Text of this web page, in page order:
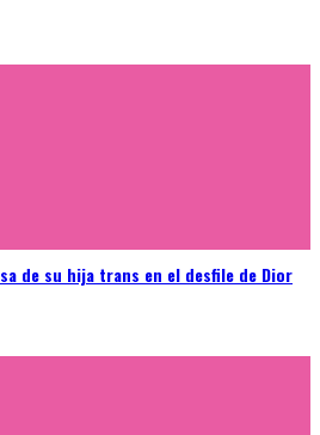
de su hija trans en el desfile de Dior